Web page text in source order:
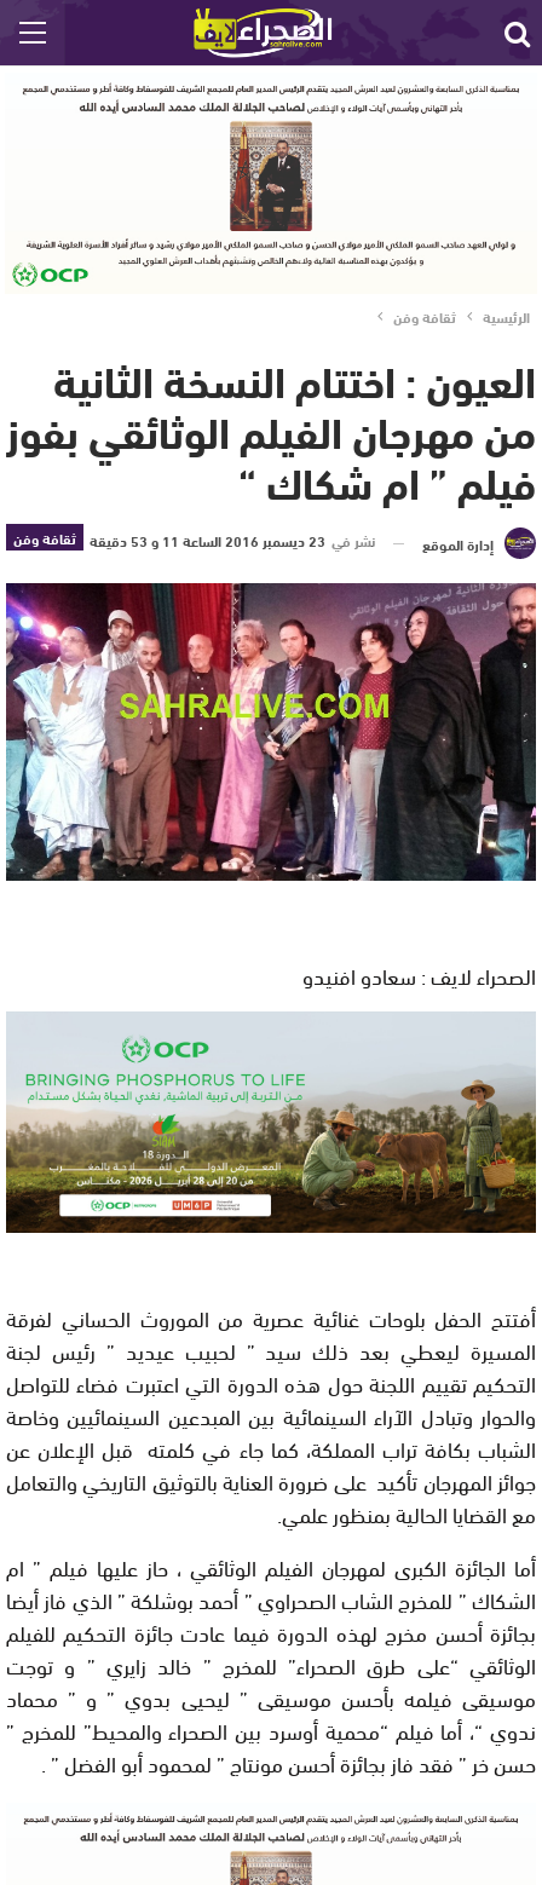
الرئيسية ثقافة وفن
العيون : اختتام النسخة الثانية
من مهرجان الفيلم الوثائقي بفوز
فيلم ” ام شكاك “
ثقافة وفن إدارة الموقع نشر في 23 ديسمبر 2016 الساعة 11 و 53 دقيقة
الصحراء لايف : سعادو افنيدو
أفتتح الحفل بلوحات غنائية عصرية من الموروث الحساني لفرقة
المسيرة ليعطي بعد ذلك سيد ” لحبيب عيديد ” رئيس لجنة
التحكيم تقييم اللجنة حول هذه الدورة التي اعتبرت فضاء للتواصل
والحوار وتبادل الآراء السينمائية بين المبدعين السينمائيين وخاصة
الشباب بكافة تراب المملكة، كما جاء في كلمته قبل الإعلان عن
جوائز المهرجان تأكيد على ضرورة العناية بالتوثيق التاريخي والتعامل
مع القضايا الحالية بمنظور علمي.
أما الجائزة الكبرى لمهرجان الفيلم الوثائقي ، حاز عليها فيلم ” ام
الشكاك ” للمخرج الشاب الصحراوي ” أحمد بوشلكة ” الذي فاز أيضا
بجائزة أحسن مخرج لهذه الدورة فيما عادت جائزة التحكيم للفيلم
الوثائقي “على طرق الصحراء” للمخرج ” خالد زايري ” و توجت
موسيقى فيلمه بأحسن موسيقى ” ليحيى بدوي ” و ” محماد
ندوي “، أما فيلم “محمية أوسرد بين الصحراء والمحيط” للمخرج ”
حسن خر ” فقد فاز بجائزة أحسن مونتاج ” لمحمود أبو الفضل ” .